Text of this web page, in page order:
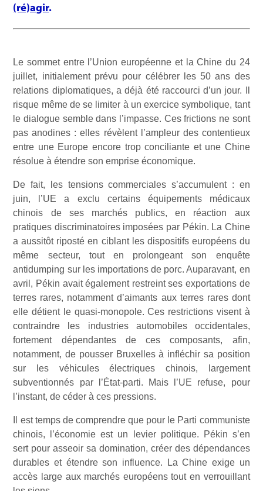
(ré)agir.
Le sommet entre l’Union européenne et la Chine du 24
juillet, initialement prévu pour célébrer les 50 ans des
relations diplomatiques, a déjà été raccourci d’un jour. Il
risque même de se limiter à un exercice symbolique, tant
le dialogue semble dans l’impasse. Ces frictions ne sont
pas anodines : elles révèlent l’ampleur des contentieux
entre une Europe encore trop conciliante et une Chine
résolue à étendre son emprise économique.
De fait, les tensions commerciales s’accumulent : en
juin, l’UE a exclu certains équipements médicaux
chinois de ses marchés publics, en réaction aux
pratiques discriminatoires imposées par Pékin. La Chine
a aussitôt riposté en ciblant les dispositifs européens du
même secteur, tout en prolongeant son enquête
antidumping sur les importations de porc. Auparavant, en
avril, Pékin avait également restreint ses exportations de
terres rares, notamment d’aimants aux terres rares dont
elle détient le quasi-monopole. Ces restrictions visent à
contraindre les industries automobiles occidentales,
fortement dépendantes de ces composants, afin,
notamment, de pousser Bruxelles à infléchir sa position
sur les véhicules électriques chinois, largement
subventionnés par l’État-parti. Mais l’UE refuse, pour
l’instant, de céder à ces pressions.
Il est temps de comprendre que pour le Parti communiste
chinois, l’économie est un levier politique. Pékin s’en
sert pour asseoir sa domination, créer des dépendances
durables et étendre son influence. La Chine exige un
accès large aux marchés européens tout en verrouillant